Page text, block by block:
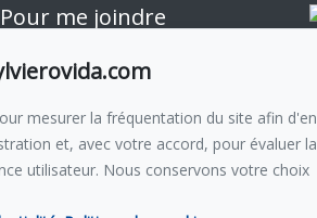
Pour me joindre
514-560 3850
Écrivez-moi un courriel
mesurer la fréquentation du site afin d'en
et, avec votre accord, pour évaluer la
utilisateur. Nous conservons votre choix